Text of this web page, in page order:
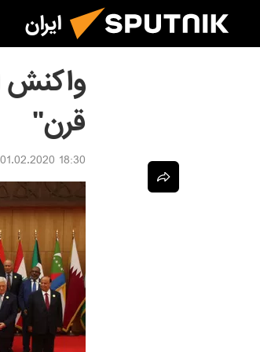
ایران
واکنش
قرن"
18:30 01.02.2020